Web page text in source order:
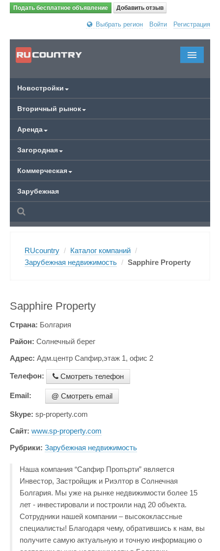
Подать бесплатное объявление Добавить отзыв
Выбрать регион Войти Регистрация
Новостройки
Вторичный рынок
Аренда
Загородная
Коммерческая
Зарубежная
RUcountry / Каталог компаний /
Зарубежная недвижимость / Sapphire Property
Sapphire Property
Страна: Болгария
Район: Солнечный берег
Адрес: Адм.центр Сапфир,этаж 1, офис 2
Телефон: Смотреть телефон
Email: @ Смотреть email
Skype: sp-property.com
Сайт: www.sp-property.com
Рубрики: Зарубежная недвижимость
Наша компания “Сапфир Пропърти” является
Инвестор, Застройщик и Риэлтор в Солнечная
Болгария. Мы уже на рынке недвижимости более 15
лет - инвестировали и построили над 20 объекта.
Сотрудники нашей компании – высококлассные
специалисты! Благодаря чему, обратившись к нам, вы
получите самую актуальную и точную информацию о